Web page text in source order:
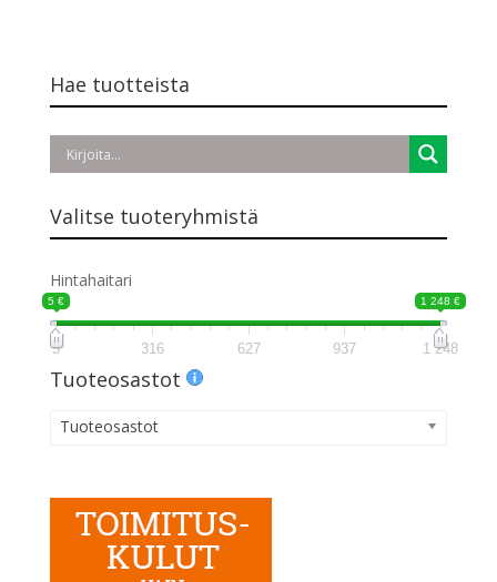
Hae tuotteista
Valitse tuoteryhmistä
Hintahaitari
5 € 1 248 €
5 316 627 937 1 248
Tuoteosastot
Tuoteosastot